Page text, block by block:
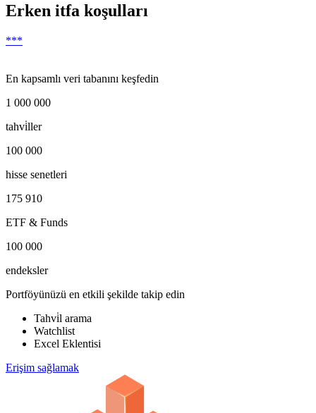
Erken itfa koşulları
***
En kapsamlı veri tabanını keşfedin
1 000 000
tahvi̇ller
100 000
hisse senetleri
175 910
ETF & Funds
100 000
endeksler
Portföyünüzü en etkili şekilde takip edin
Tahvi̇l arama
Watchlist
Excel Eklentisi
Erişim sağlamak